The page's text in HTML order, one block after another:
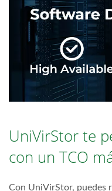
UniVirStor te
con un TCO
Con UniVirStor, puedes